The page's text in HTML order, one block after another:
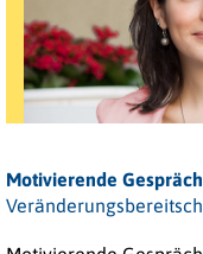
Motivierende